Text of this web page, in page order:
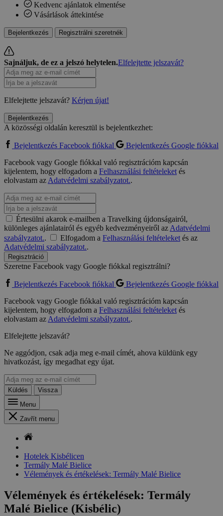
Kedvenc ajánlatok elmentése
Vásárlások áttekintése
Bejelentkezés Regisztrálni szeretnék
Sajnáljuk, de ez a jelszó helytelen.Elfelejtette jelszavát?
Elfelejtette jelszavát? Kérjen újat!
Bejelentkezés
A közösségi oldalán keresztül is bejelentkezhet:
Bejelentkezés Facebook fiókkal
Bejelentkezés Google fiókkal
Facebook vagy Google fiókkal való regisztrációm kapcsán
kijelentem, hogy elfogadom a Felhasználási feltételeketés
elolvastam azAdatvédelmi szabályzatot..
Értesülni akarok e-mailben a Travelking újdonságairól,
különleges ajánlatairól és egyéb kedvezményeiről azAdatvédelmi
szabályzatot.. Elfogadom a Felhasználási feltételeketés az
Adatvédelmi szabályzatot..
Regisztráció
Szeretne Facebook vagy Google fiókkal regisztrálni?
Bejelentkezés Facebook fiókkal
Bejelentkezés Google fiókkal
Facebook vagy Google fiókkal való regisztrációm kapcsán
kijelentem, hogy elfogadom a Felhasználási feltételeketés
elolvastam azAdatvédelmi szabályzatot..
Elfelejtette jelszavát?
Ne aggódjon, csak adja meg e-mail címét, ahova küldünk egy
hivatkozást, így megadhat egy újat.
Küldés
Vissza
Menu
Zavřít menu
Hotelek Kisbélicen
Termály Malé Bielice
Vélemények és értékelések: Termály Malé Bielice
Vélemények és értékelések: Termály
Malé Bielice (Kisbélic)